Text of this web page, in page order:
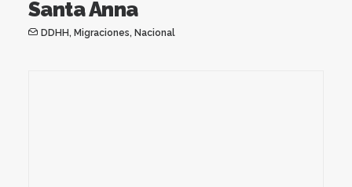
Santa Anna
DDHH, Migraciones, Nacional